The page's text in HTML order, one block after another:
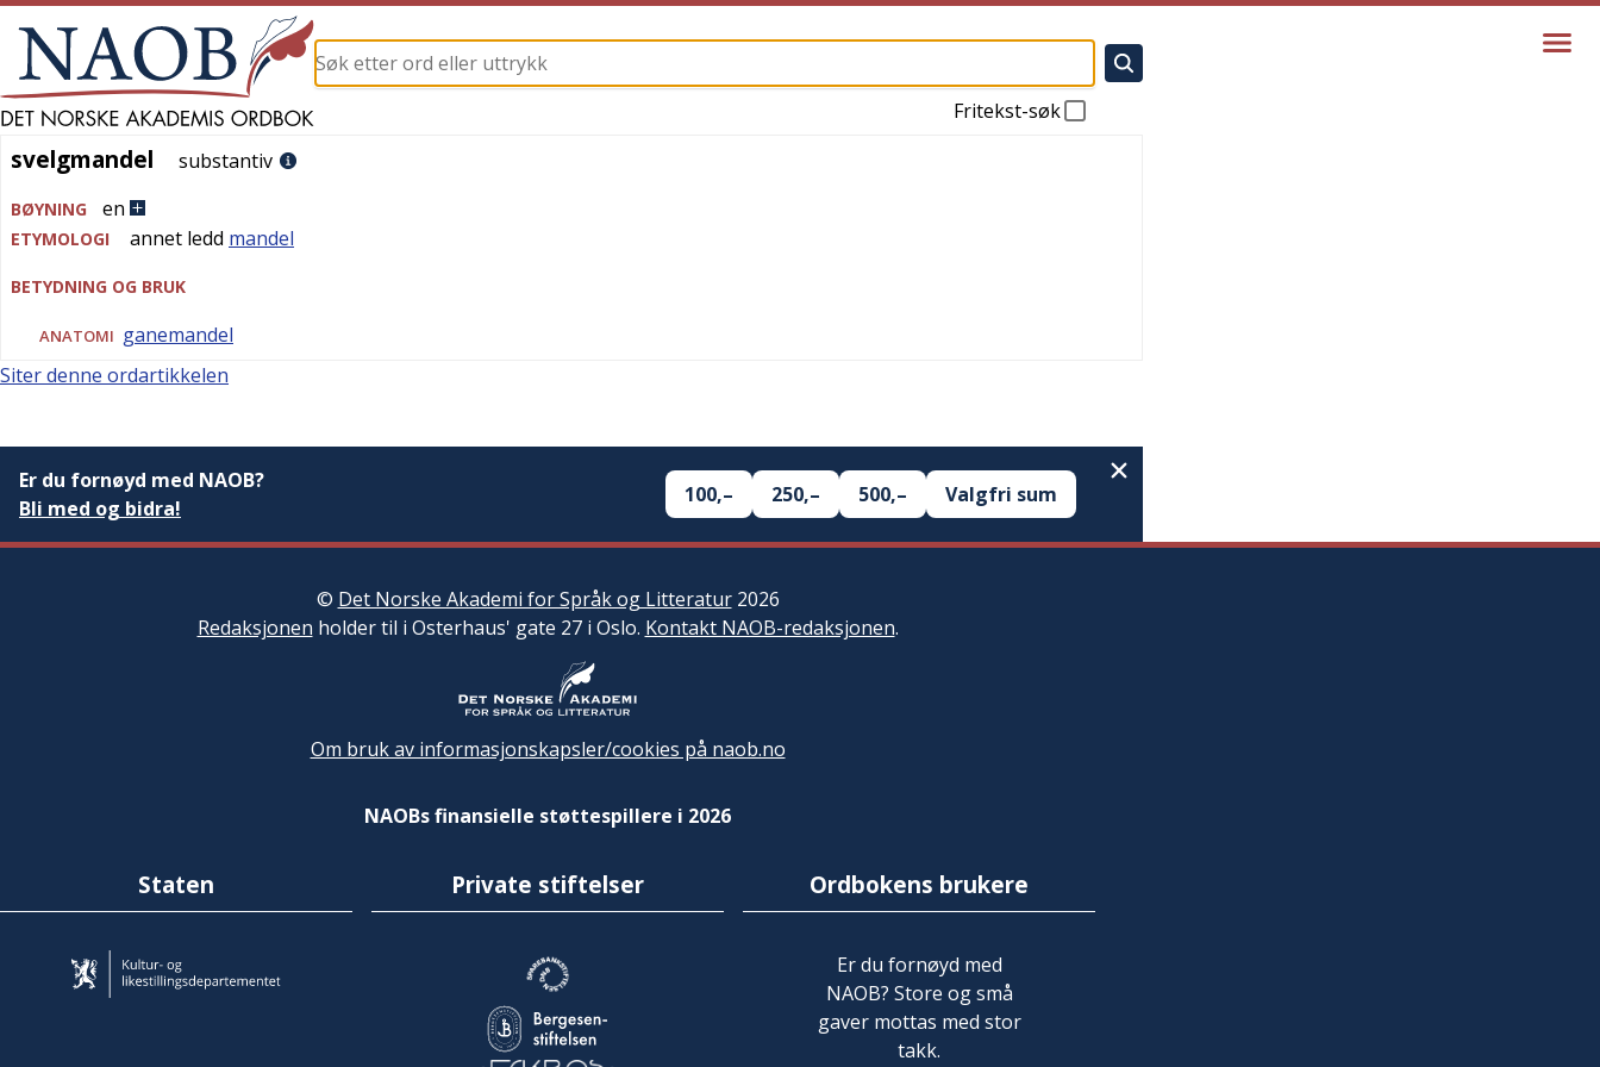
Fritekst-søk
svelgmandel
svelgmandel substantiv
BØYNING en
ETYMOLOGI annet ledd mandel
BETYDNING OG BRUK
ANATOMI ganemandel
Siter denne ordartikkelen
Er du fornøyd med NAOB?
Bli med og bidra!
100,– 250,– 500,– Valgfri sum
© Det Norske Akademi for Språk og Litteratur2026
Redaksjonen holder til i Osterhaus' gate 27 i Oslo. Kontakt NAOB-redaksjonen.
Om bruk av informasjonskapsler/cookies på naob.no
NAOBs finansielle støttespillere i 2026
Staten Private stiftelser Ordbokens brukere
Er du fornøyd med
NAOB? Store og små
gaver mottas med stor
takk.